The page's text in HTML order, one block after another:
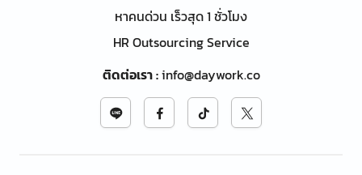
หาคนด่วน เร็วสุด 1 ชั่วโมง
HR Outsourcing Service
ติดต่อเรา:info@daywork.co